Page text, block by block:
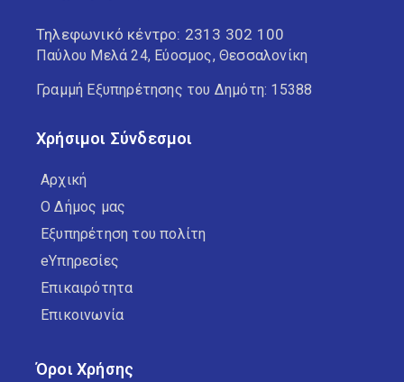
Τηλεφωνικό κέντρο: 2313 302 100
Παύλου Μελά 24, Εύοσμος, Θεσσαλονίκη
Γραμμή Εξυπηρέτησης του Δημότη: 15388
Χρήσιμοι Σύνδεσμοι
Αρχική
Ο Δήμος μας
Εξυπηρέτηση του πολίτη
eΥπηρεσίες
Επικαιρότητα
Επικοινωνία
Όροι Χρήσης